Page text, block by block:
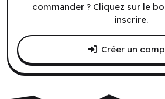
commander ? Cliquez sur le
inscrire.
Créer un